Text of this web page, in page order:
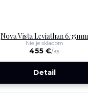
Nova Vista Leviathan 6.35mm
455 €/ks
Nie je skladom
Detail